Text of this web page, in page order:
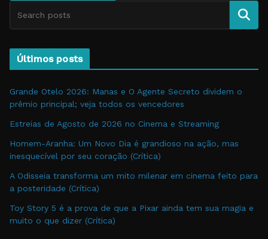
Pesquise
Últimos posts
Grande Otelo 2026: Manas e O Agente Secreto dividem o
prêmio principal; veja todos os vencedores
Estreias de Agosto de 2026 no Cinema e Streaming
Homem-Aranha: Um Novo Dia é grandioso na ação, mas
inesquecível por seu coração (Crítica)
A Odisseia transforma um mito milenar em cinema feito para
a posteridade (Crítica)
Toy Story 5 é a prova de que a Pixar ainda tem sua magia e
muito o que dizer (Crítica)